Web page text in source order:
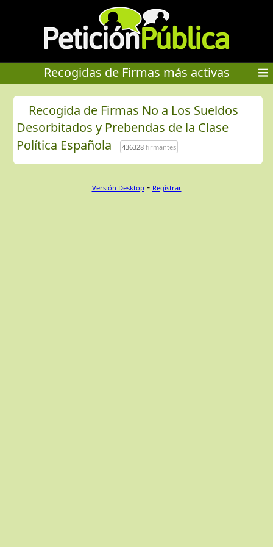
Recogidas de Firmas más activas
Recogida de Firmas No a Los Sueldos
Desorbitados y Prebendas de la Clase
Política Española
436328firmantes
Versión Desktop - Regístrar